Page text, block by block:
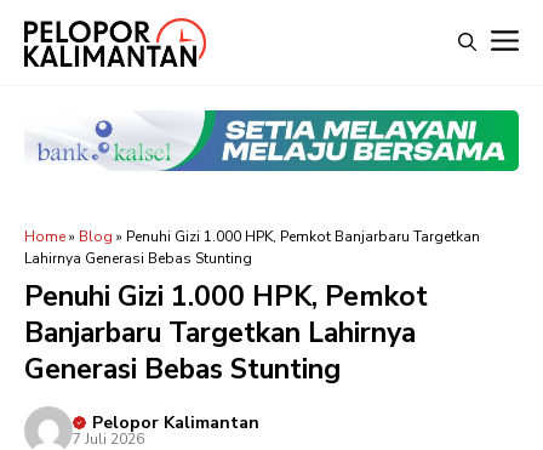
Home» Blog » Penuhi Gizi 1.000 HPK, Pemkot Banjarbaru Targetkan
Lahirnya Generasi Bebas Stunting
Penuhi Gizi 1.000 HPK, Pemkot
Banjarbaru Targetkan Lahirnya
Generasi Bebas Stunting
Pelopor Kalimantan
7 Juli 2026